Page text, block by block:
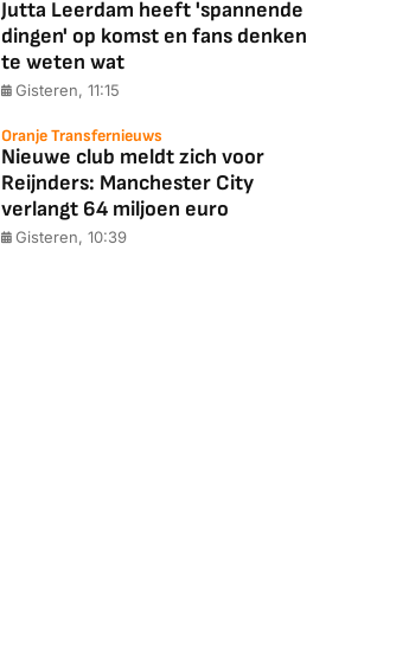
Jutta Leerdam heeft 'spannende
dingen' op komst en fans denken
te weten wat
Gisteren, 11:15
Oranje Transfernieuws
Nieuwe club meldt zich voor
Reijnders: Manchester City
verlangt 64 miljoen euro
Gisteren, 10:39